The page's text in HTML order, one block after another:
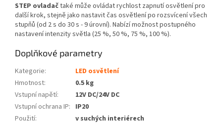
STEP ovladačtaké může ovládat rychlost zapnutí osvětlení pro
další krok, stejně jako nastavit čas osvětlení po rozsvícení všech
stupňů (od 2 s do 30 s - 9 úrovní). Nabízí možnost postupného
nastavení intenzity světla (25 %, 50 %, 75 %, 100 %).
Doplňkové parametry
Kategorie:
LED osvětlení
Hmotnost:
0.5 kg
Vstupní napětí:
12V DC/24V DC
Vstupní ochrana IP: IP20
Použití:
v suchých interiérech